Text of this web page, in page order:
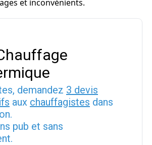
et inconvénients.
demandez 3 devis
aux chauffagistes dans
pub et sans